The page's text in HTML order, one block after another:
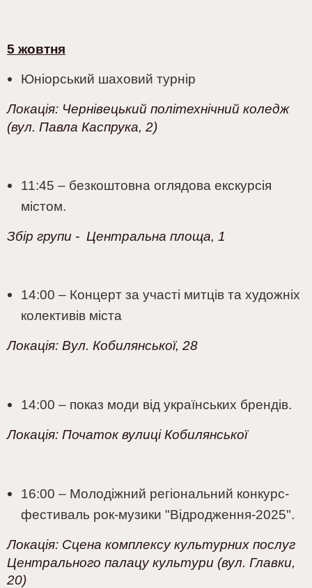
5 жовтня
Юніорський шаховий турнір
Локація: Чернівецький політехнічний коледж
(вул. Павла Каспрука, 2)
11:45 – безкоштовна оглядова екскурсія
містом.
Збір групи - Центральна площа, 1
14:00 – Концерт за участі митців та художніх
колективів міста
Локація: Вул. Кобилянської, 28
14:00 – показ моди від українських брендів.
Локація: Початок вулиці Кобилянської
16:00 – Молодіжний регіональний конкурс-
фестиваль рок-музики "Відродження-2025".
Локація: Сцена комплексу культурних послуг
Центрального палацу культури (вул. Главки,
20)